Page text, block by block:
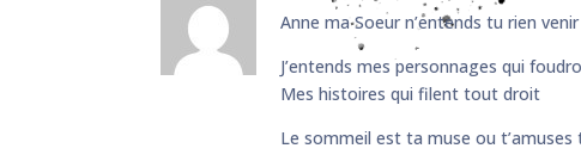
Anne ma Soeur n’entends tu rien venir
J’entends mes personnages qui
Mes histoires qui filent tout droit
Le sommeil est ta muse ou